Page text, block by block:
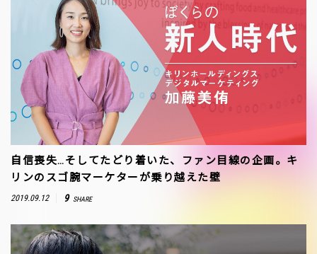
自信喪失…そしてたどり着いた、ファン目線の企画。キ
リンのスゴ腕マーケターが乗り越えた壁
2019.09.12 9 SHARE